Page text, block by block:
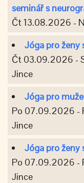
seminář s
Čt 13.08.2026 -
Jóga pro ženy
Čt 03.09.2026 -
Jince
Jóga pro
Po 07.09.2026 -
Jince
Jóga pro ženy
Po 07.09.2026 -
Jince